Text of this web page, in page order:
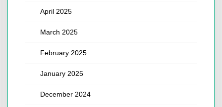
April 2025
March 2025
February 2025
January 2025
December 2024